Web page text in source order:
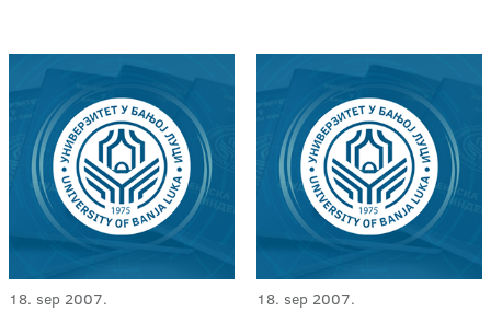
18. sep 2007. 18. sep 2007.